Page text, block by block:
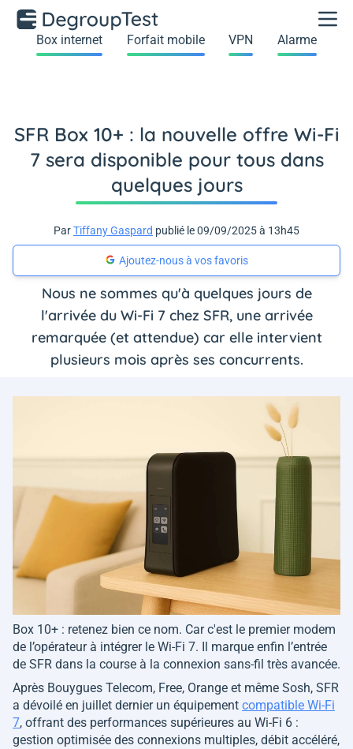
Box internet Forfait mobile VPN Alarme
SFR Box 10+ : la nouvelle offre Wi-Fi
7 sera disponible pour tous dans
quelques jours
ParTiffany Gaspard publié le 09/09/2025 à 13h45
Ajoutez-nous à vos favoris
Nous ne sommes qu'à quelques jours de
l'arrivée du Wi-Fi 7 chez SFR, une arrivée
remarquée (et attendue) car elle intervient
plusieurs mois après ses concurrents.
Box 10+ : retenez bien ce nom. Car c'est le premier modem
de l’opérateur à intégrer le Wi-Fi 7. Il marque enfin l’entrée
de SFR dans la course à la connexion sans-fil très avancée.
Après Bouygues Telecom, Free, Orange et même Sosh, SFR
a dévoilé en juillet dernier un équipement compatible Wi-Fi
7, offrant des performances supérieures au Wi-Fi 6 :
gestion optimisée des connexions multiples, débit accéléré,